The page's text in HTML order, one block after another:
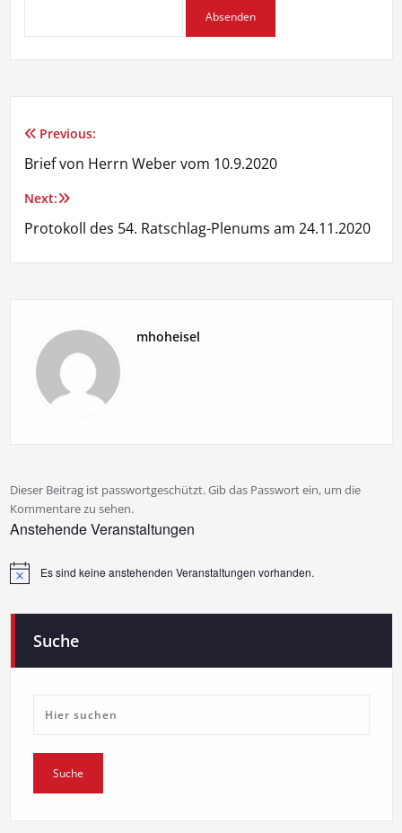
Beitragsnavigation
Previous:
Brief von Herrn Weber vom 10.9.2020
Next:
Protokoll des 54. Ratschlag-Plenums am 24.11.2020
mhoheisel
Dieser Beitrag ist passwortgeschützt. Gib das Passwort ein, um die
Kommentare zu sehen.
Anstehende Veranstaltungen
HinweisEs sind keine anstehenden Veranstaltungen vorhanden.
Suche